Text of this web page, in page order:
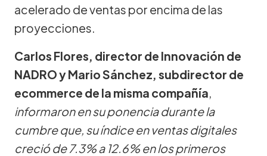
acelerado de ventas por encima de las
proyecciones.
Carlos Flores, director de Innovación de
NADRO y Mario Sánchez, subdirector de
ecommerce de la misma compañía,
informaron en su ponencia durante la
cumbre que, su índice en ventas digitales
creció de 7.3% a 12.6% en los primeros